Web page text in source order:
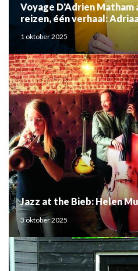
Voyage D'Adrien Matham
reizen, één verhaal:
Mouden
1 oktober 2025
Jazz at the Bieb: Helen
3 oktober 2025